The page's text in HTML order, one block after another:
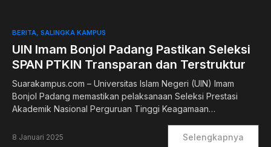
BERITA SALINGKA KAMPUS
UIN Imam Bonjol Padang Pastikan Seleksi
SPAN PTKIN Transparan dan Terstruktur
Suarakampus.com – Universitas Islam Negeri (UIN) Imam
Bonjol Padang memastikan pelaksanaan Seleksi Prestasi
Akademik Nasional Perguruan Tinggi Keagamaan…
8 Januari 2025 Selengkapnya